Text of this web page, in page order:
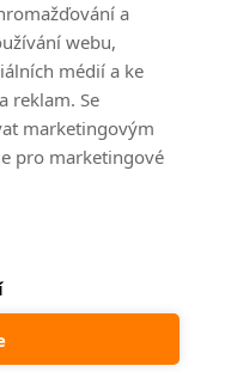
a
webu,
médií a ke
reklam. Se
marketingovým
pro marketingové